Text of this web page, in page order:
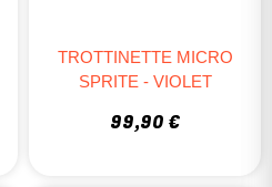
TROTTINETTE MICRO
SPRITE - VIOLET
99,90 €